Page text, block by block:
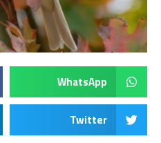
WhatsApp
Twitter